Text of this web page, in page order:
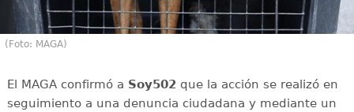
(Foto: MAGA)
El MAGA confirmó a Soy502que la acción se realizó en
seguimiento a una denuncia ciudadana y mediante un